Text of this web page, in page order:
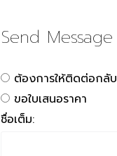
Send Message
ต้องการให้ติดต่อกลับ
ขอใบเสนอราคา
ชื่อเต็ม: